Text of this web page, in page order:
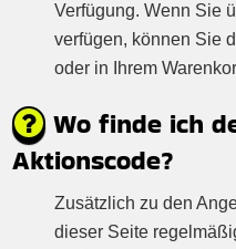
Verfügung. Wenn Sie
verfügen, können Sie
oder in Ihrem
Wo finde ich
Aktionscode?
Zusätzlich zu den
dieser Seite